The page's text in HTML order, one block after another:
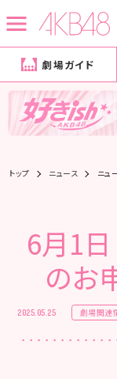
劇場ガイド
トップ ニュース ニュ
6月1日
のお
2025.05.25 劇場関連